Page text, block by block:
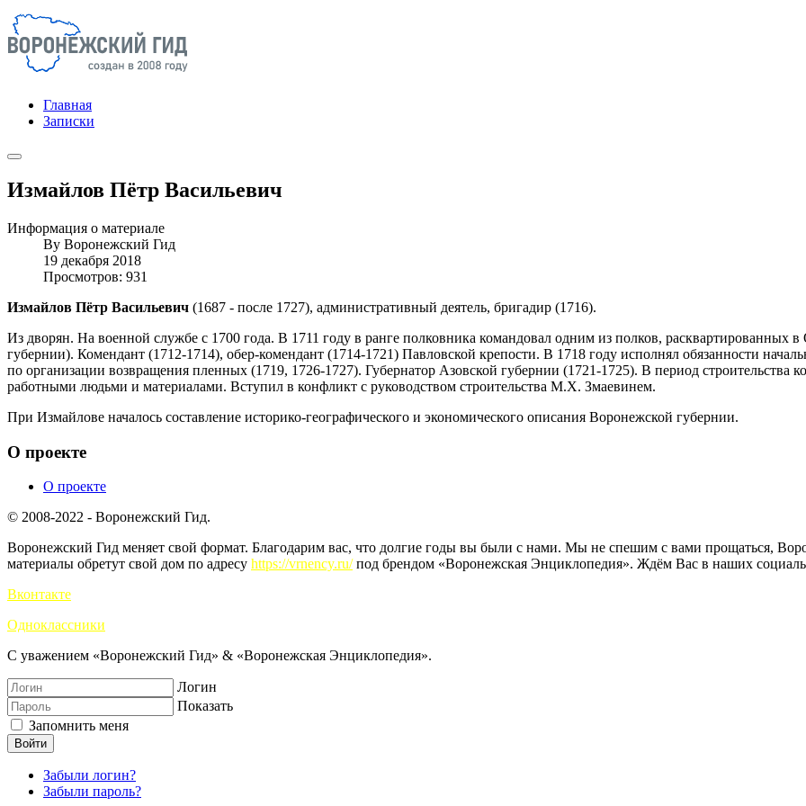
Главная
Записки
Измайлов Пётр Васильевич
Информация о материале
By Воронежский Гид
19 декабря 2018
Просмотров: 931
Измайлов Пётр Васильевич (1687 - после 1727), административный деятель, бригадир (1716).
Из дворян. На военной службе с 1700 года. В 1711 году в ранге полковника командовал одним из полков, расквартированных
губернии). Комендант (1712-1714), обер-комендант (1714-1721) Павловской крепости. В 1718 году исполнял обязанности
по организации возвращения пленных (1719, 1726-1727). Губернатор Азовской губернии (1721-1725). В период строительства
работными людьми и материалами. Вступил в конфликт с руководством строительства М.Х. Змаевинем.
При Измайлове началось составление историко-географического и экономического описания Воронежской губернии.
О проекте
О проекте
© 2008-2022 - Воронежский Гид.
Воронежский Гид меняет свой формат. Благодарим вас, что долгие годы вы были с нами. Мы не спешим с вами прощаться,
материалы обретут свой дом по адресу https://vrnency.ru/под брендом «Воронежская Энциклопедия». Ждём Вас в наших
Вконтакте
Одноклассники
С уважением «Воронежский Гид» & «Воронежская Энциклопедия».
Логин
Показать
Запомнить меня
Войти
Забыли логин?
Забыли пароль?